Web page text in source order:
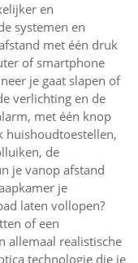
en
systemen en
met één druk
of smartphone
je gaat slapen of
verlichting en de
met één knop
huishoudtoestellen,
de
je vanop afstand
je
laten vollopen?
of een
allemaal realistische
technologie die je